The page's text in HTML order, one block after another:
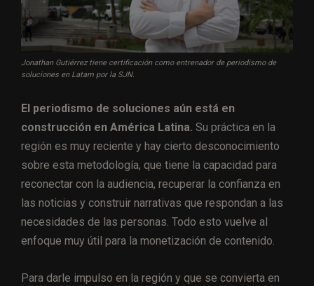
Jonathan Gutiérrez tiene certificación como entrenador de periodismo de
soluciones en Latam por la SJN.
El periodismo de soluciones aún está en
construcción en América Latina. Su práctica en la
región es muy reciente y hay cierto desconocimiento
sobre esta metodología, que tiene la capacidad para
reconectar con la audiencia, recuperar la confianza en
las noticias y construir narrativas que respondan a las
necesidades de las personas. Todo esto vuelve al
enfoque muy útil para la monetización de contenido.
Para darle impulso en la región y que se convierta en